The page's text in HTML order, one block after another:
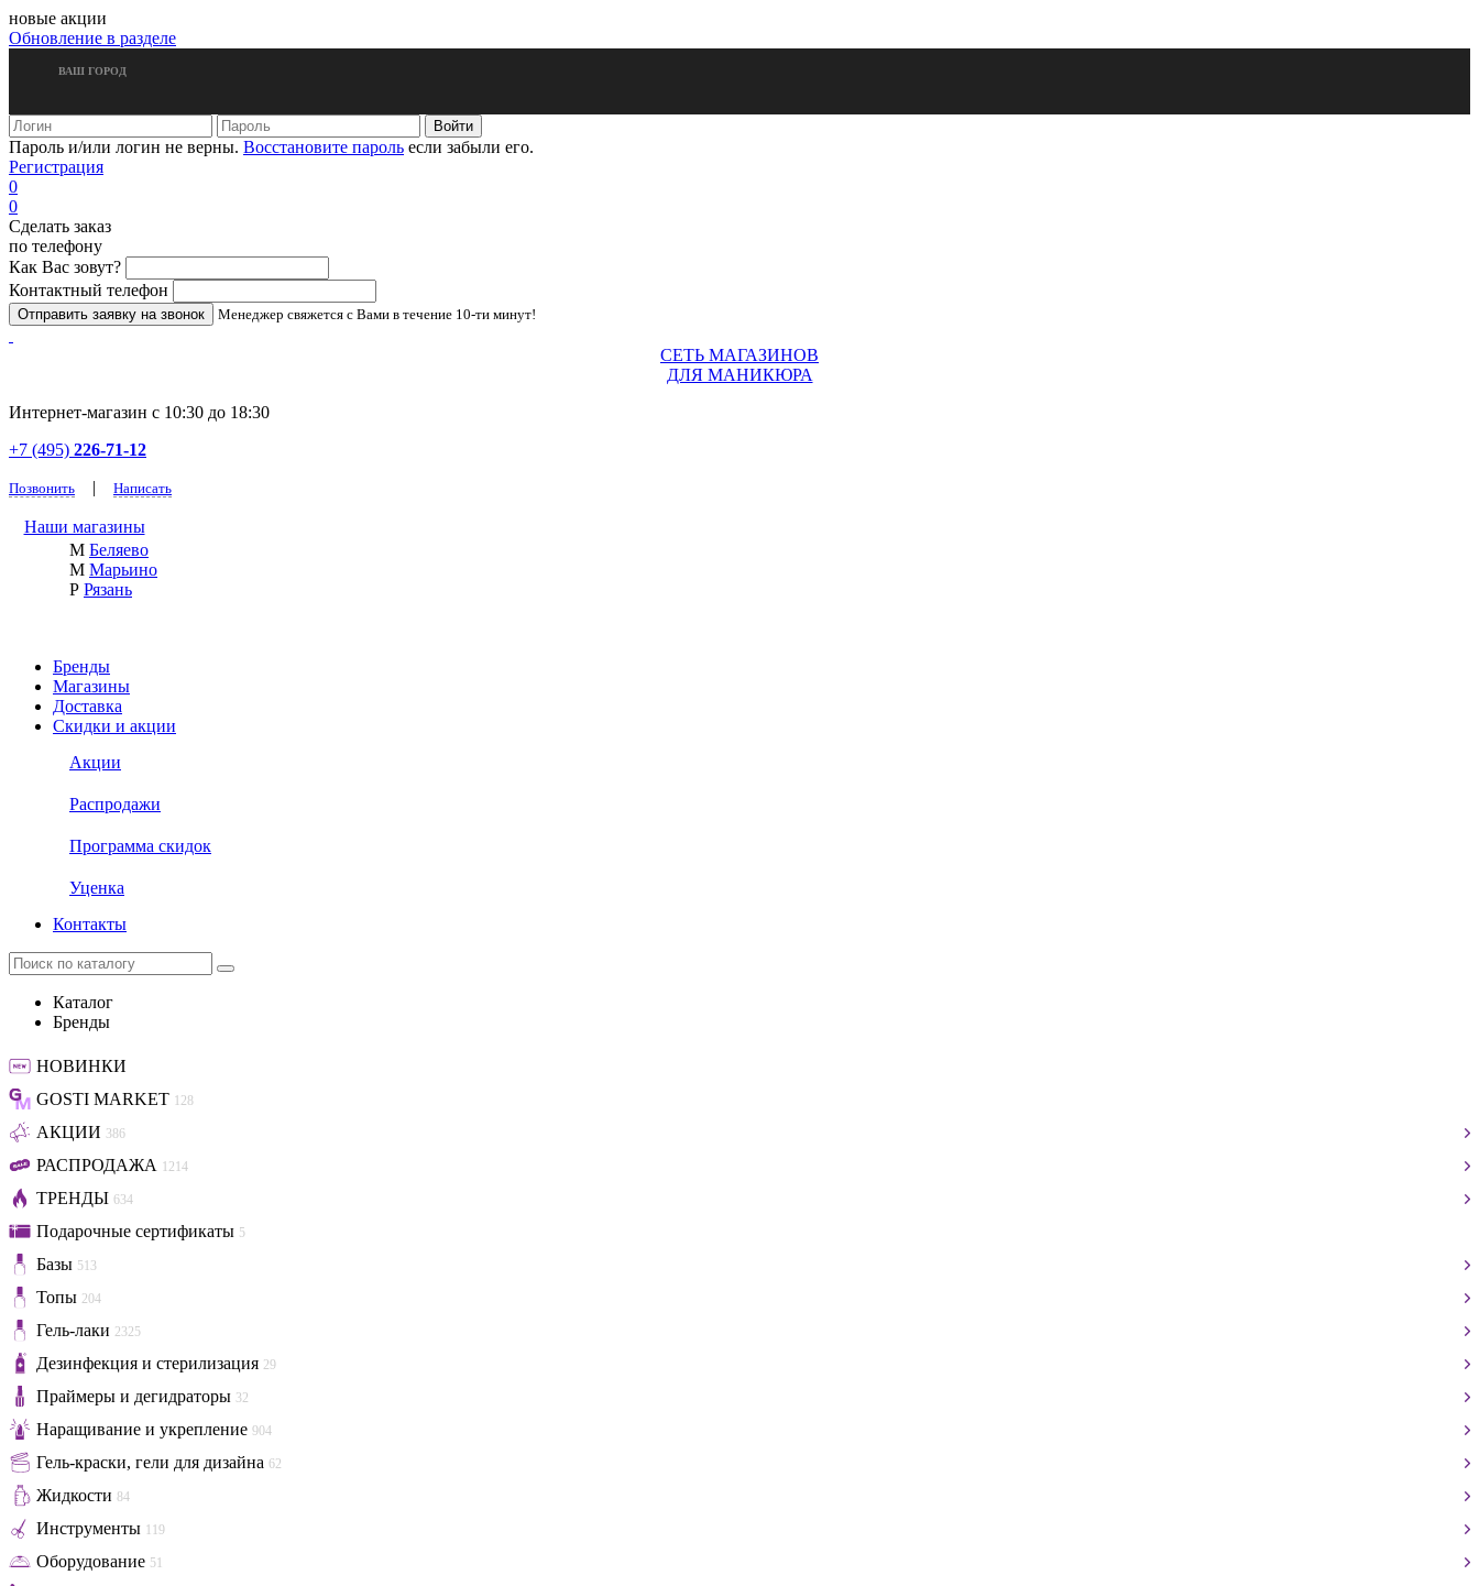
новые акции
Обновление в разделе
ВАШ ГОРОД
Пароль и/или логин не верны. Восстановите пароль если забыли его.
Регистрация
0
0
Сделать заказ
по телефону
Как Вас зовут?
Контактный телефон
Менеджер свяжется с Вами в течение 10-ти минут!
СЕТЬ МАГАЗИНОВ
ДЛЯ МАНИКЮРА
Интернет-магазин с 10:30 до 18:30
+7 (495) 226-71-12
Позвонить | Написать
Наши магазины
М Беляево
М Марьино
Р Рязань
Бренды
Магазины
Доставка
Скидки и акции
Акции
Распродажи
Программа скидок
Уценка
Контакты
Каталог
Бренды
НОВИНКИ
GOSTI MARKET 128
АКЦИИ 386
РАСПРОДАЖА 1214
ТРЕНДЫ 634
Подарочные сертификаты 5
Базы 513
Топы 204
Гель-лаки 2325
Дезинфекция и стерилизация 29
Праймеры и дегидраторы 32
Наращивание и укрепление 904
Гель-краски, гели для дизайна 62
Жидкости 84
Инструменты 119
Оборудование 51